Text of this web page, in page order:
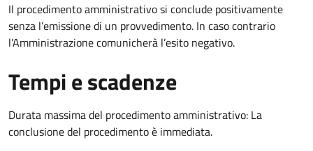
Il procedimento amministrativo si conclude positivamente
senza l’emissione di un provvedimento. In caso contrario
l’Amministrazione comunicherà l’esito negativo.
Tempi e scadenze
Durata massima del procedimento amministrativo: La
conclusione del procedimento è immediata.